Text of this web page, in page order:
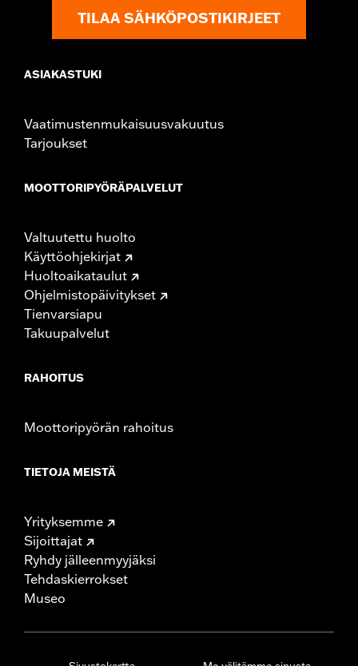
TILAA SÄHKÖPOSTIKIRJEET
ASIAKASTUKI
Vaatimustenmukaisuusvakuutus
Tarjoukset
MOOTTORIPYÖRÄPALVELUT
Valtuutettu huolto
Käyttöohjekirjat
Huoltoaikataulut
Ohjelmistopäivitykset
Tienvarsiapu
Takuupalvelut
RAHOITUS
Moottoripyörän rahoitus
TIETOJA MEISTÄ
Yrityksemme
Sijoittajat
Ryhdy jälleenmyyjäksi
Tehdaskierrokset
Museo